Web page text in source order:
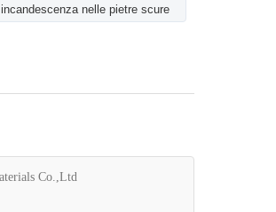
incandescenza nelle pietre scure